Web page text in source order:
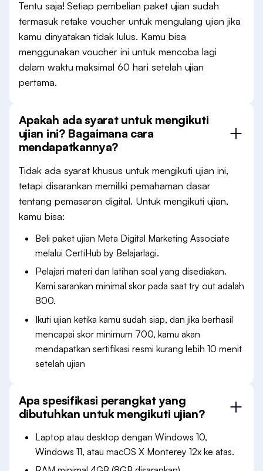
Tentu saja! Setiap pembelian paket ujian sudah
termasuk retake voucher untuk mengulang ujian jika
kamu dinyatakan tidak lulus. Kamu bisa
menggunakan voucher ini untuk mencoba lagi
dalam waktu maksimal 60 hari setelah ujian
pertama.
Apakah ada syarat untuk mengikuti
ujian ini? Bagaimana cara
mendapatkannya?
Tidak ada syarat khusus untuk mengikuti ujian ini,
tetapi disarankan memiliki pemahaman dasar
tentang pemasaran digital. Untuk mengikuti ujian,
kamu bisa:
Beli paket ujian Meta Digital Marketing Associate
melalui CertiHub by Belajarlagi.
Pelajari materi dan latihan soal yang disediakan.
Kami sarankan minimal skor pada saat try out adalah
800.
Ikuti ujian ketika kamu sudah siap, dan jika berhasil
mencapai skor minimum 700, kamu akan
mendapatkan sertifikasi resmi kurang lebih 10 menit
setelah ujian
Apa spesifikasi perangkat yang
dibutuhkan untuk mengikuti ujian?
Laptop atau desktop dengan Windows 10,
Windows 11, atau macOS X Monterey 12x ke atas.